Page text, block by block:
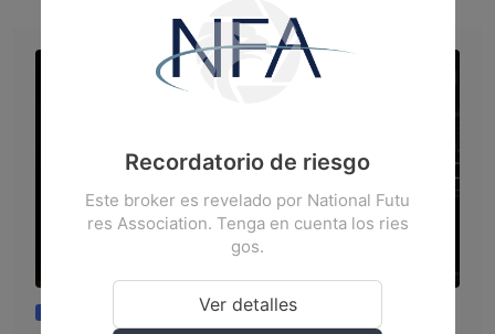
NINJATRADER: ¿Clon sospechoso o br
Recordatorio de riesgo
Este broker es revelado por National Futu
res Association. Tenga en cuenta los ries
gos.
Ver detalles